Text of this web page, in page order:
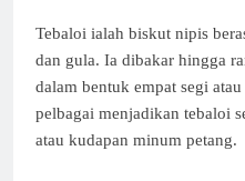
Tebaloi ialah biskut nipis
dan gula. Ia dibakar hingga
dalam bentuk empat segi
pelbagai menjadikan tebaloi
atau kudapan minum petang.